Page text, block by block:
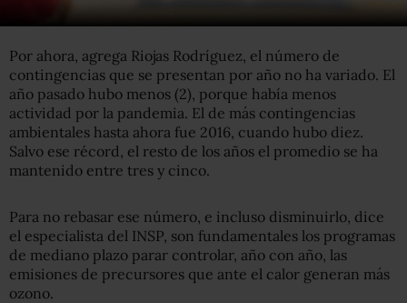
Por ahora, agrega Riojas Rodríguez, el número de
contingencias que se presentan por año no ha variado. El
año pasado hubo menos (2), porque había menos
actividad por la pandemia. El de más contingencias
ambientales hasta ahora fue 2016, cuando hubo diez.
Salvo ese récord, el resto de los años el promedio se ha
mantenido entre tres y cinco.
Para no rebasar ese número, e incluso disminuirlo, dice
el especialista del INSP, son fundamentales los programas
de mediano plazo parar controlar, año con año, las
emisiones de precursores que ante el calor generan más
ozono.